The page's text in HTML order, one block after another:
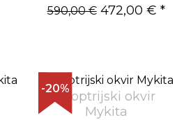
590,00 €472,00 € *
-20%
Dioptrijski okvir
Mykita